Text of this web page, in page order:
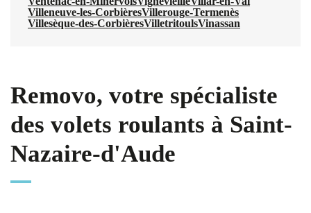
Villeneuve-les-CorbièresVillerouge-Termenès
Villesèque-des-CorbièresVilletritoulsVinassan
Removo, votre spécialiste
des volets roulants à Saint-
Nazaire-d'Aude